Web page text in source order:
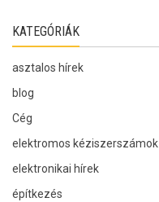
KATEGÓRIÁK
asztalos hírek
blog
Cég
elektromos kéziszerszámok
elektronikai hírek
építkezés